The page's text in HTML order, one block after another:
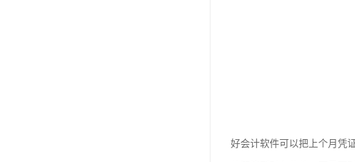
好会计软件可以把上个月凭